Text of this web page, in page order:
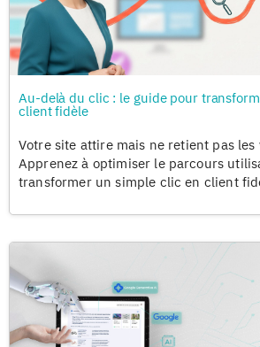
Au-delà du clic : le guide pour
client fidèle
Votre site attire mais ne retient pas les
Apprenez à optimiser le parcours
transformer un simple clic en client